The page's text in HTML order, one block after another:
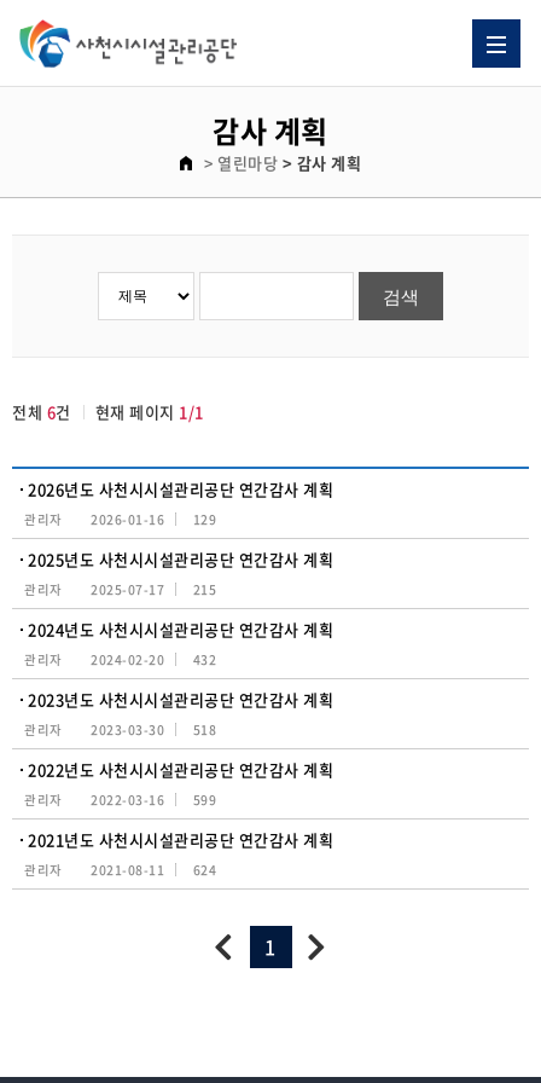
감사 계획
> 열린마당 > 감사 계획
전체 6건 현재 페이지 1/1
2026년도 사천시시설관리공단 연간감사 계획
관리자 2026-01-16 129
2025년도 사천시시설관리공단 연간감사 계획
관리자 2025-07-17 215
2024년도 사천시시설관리공단 연간감사 계획
관리자 2024-02-20 432
2023년도 사천시시설관리공단 연간감사 계획
관리자 2023-03-30 518
2022년도 사천시시설관리공단 연간감사 계획
관리자 2022-03-16 599
2021년도 사천시시설관리공단 연간감사 계획
관리자 2021-08-11 624
1